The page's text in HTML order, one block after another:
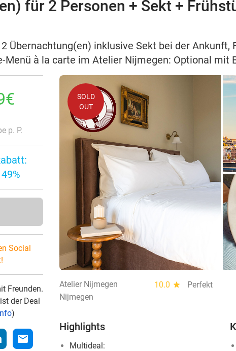
für 2 Personen + Sekt +
Übernachtung(en) inklusive Sekt bei der Ankunft,
Menü à la carte im Atelier Nijmegen: Optional mit
p. P.
49%
Social
Freunden.
der Deal
)
mail
SOLD
OUT
Atelier Nijmegen 10.0 star
Perfekt
Nijmegen
Highlights
Multideal: